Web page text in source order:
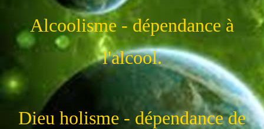
Alcoolisme - dépendance à
l'alcool.
Dieu holisme - dépendance de